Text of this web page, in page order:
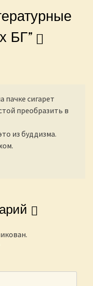
БГ”
пачке сигарет
преобразить в
из буддизма.